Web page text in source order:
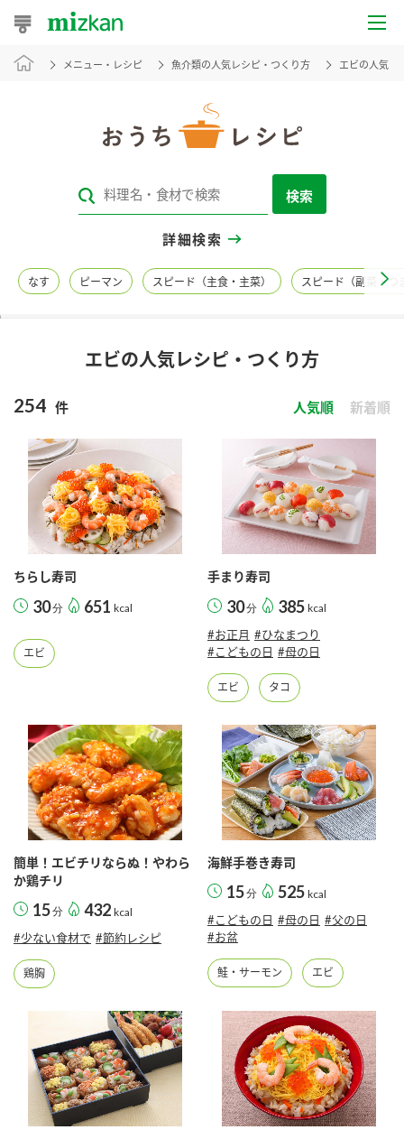
おうちレシピ
レシピカテゴリ一覧
レシピ名特集
商品情報
商品カテゴリ
酢 調味酢
お酢ドリンク ぽん酢
たれ
スープ 中華
クイック調味料 レモン果汁
ふりかけ おすしの素
米飯用調味液
納豆 Fibee
新商品一覧
キャンペーン情報
ブランド・スペシャルサイト
ブランド・スペシャルサイト トップ
Fibee（ファイビー）
お酢ドリンク
味ぽん
ぽん酢
かおりの蔵
つゆ
鍋なび
納豆のサイト
PIN印
スペシャルサイト
お酢を知ろう！
すしラボ
ミツカングループについて
企業理念
ミツカンの歴史
ミツカンを知る
環境への取り組み
水の文化センター（アーカイブ）
MIM（ミツカンミュージアム）
各部門が大切にしていること
採用情報
ニュースリリース
お客様相談センター
お客様の声をいかしました
販売終了製品のご案内
よくあるご質問
お問い合わせ
メニュー・レシピ 魚介類の人気レシピ・つくり方 エビの人気レ
検索
詳細検索
なす ピーマン スピード（主食・主菜） スピード（副菜・つ
エビの人気レシピ・つくり方
254 件 人気順 新着順
ちらし寿司
30分 651 kcal
エビ
手まり寿司
30分 385 kcal
#お正月 #ひなまつり
#こどもの日 #母の日
エビ タコ
簡単！エビチリならぬ！やわら
か鶏チリ
15分 432 kcal
#少ない食材で #節約レシピ
鶏胸
海鮮手巻き寿司
15分 525 kcal
#こどもの日 #母の日 #父の日
#お盆
鮭・サーモン エビ